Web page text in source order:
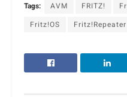
Tags: AVM FRITZ!
Fritz!OS
Fritz!Repeater